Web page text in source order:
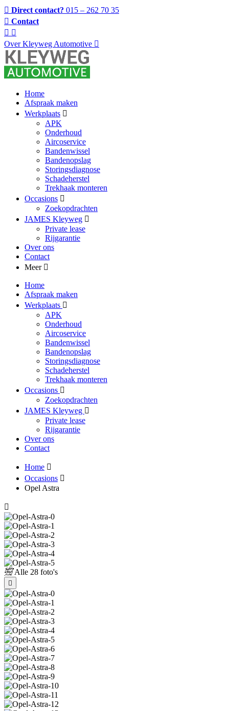
Direct contact? 015 – 262 70 35
Contact
Over Kleyweg Automotive
Home
Afspraak maken
Werkplaats
APK
Onderhoud
Aircoservice
Bandenwissel
Bandenopslag
Storingsdiagnose
Schadeherstel
Trekhaak monteren
Occasions
Zoekopdrachten
JAMES Kleyweg
Private lease
Rijgarantie
Over ons
Contact
Meer
Home
Afspraak maken
Werkplaats
APK
Onderhoud
Aircoservice
Bandenwissel
Bandenopslag
Storingsdiagnose
Schadeherstel
Trekhaak monteren
Occasions
Zoekopdrachten
JAMES Kleyweg
Private lease
Rijgarantie
Over ons
Contact
Home
Occasions
Opel Astra
Alle 28 foto's